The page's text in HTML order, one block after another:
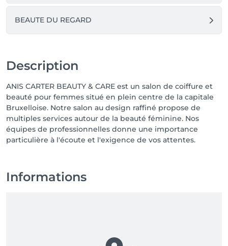
BEAUTE DU REGARD
Description
ANIS CARTER BEAUTY & CARE est un salon de coiffure et
beauté pour femmes situé en plein centre de la capitale
Bruxelloise. Notre salon au design raffiné propose de
multiples services autour de la beauté féminine. Nos
équipes de professionnelles donne une importance
particulière à l'écoute et l'exigence de vos attentes.
Informations